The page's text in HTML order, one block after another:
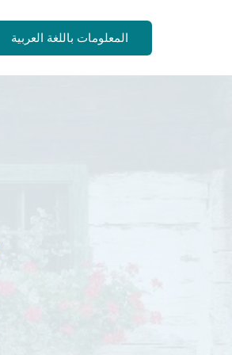
المعلومات باللغة العربية